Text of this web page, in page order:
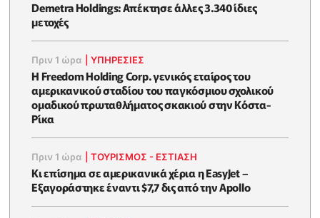
Demetra Holdings: Απέκτησε άλλες 3.340 ίδιες
μετοχές
Πριν 1 ώρα |ΥΠΗΡΕΣΙΕΣ
Η Freedom Holding Corp. γενικός εταίρος του
αμερικανικού σταδίου του παγκόσμιου σχολικού
ομαδικού πρωταθλήματος σκακιού στην Κόστα-
Ρίκα
Πριν 1 ώρα |ΤΟΥΡΙΣΜΟΣ - ΕΣΤΙΑΣΗ
Κι επίσημα σε αμερικανικά χέρια η EasyJet –
Εξαγοράστηκε έναντι $7,7 δις από την Apollo